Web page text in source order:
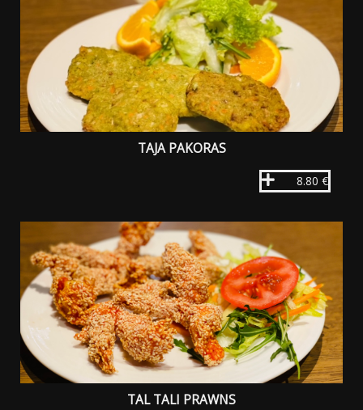
TAJA PAKORAS
8.80 €
TAL TALI PRAWNS